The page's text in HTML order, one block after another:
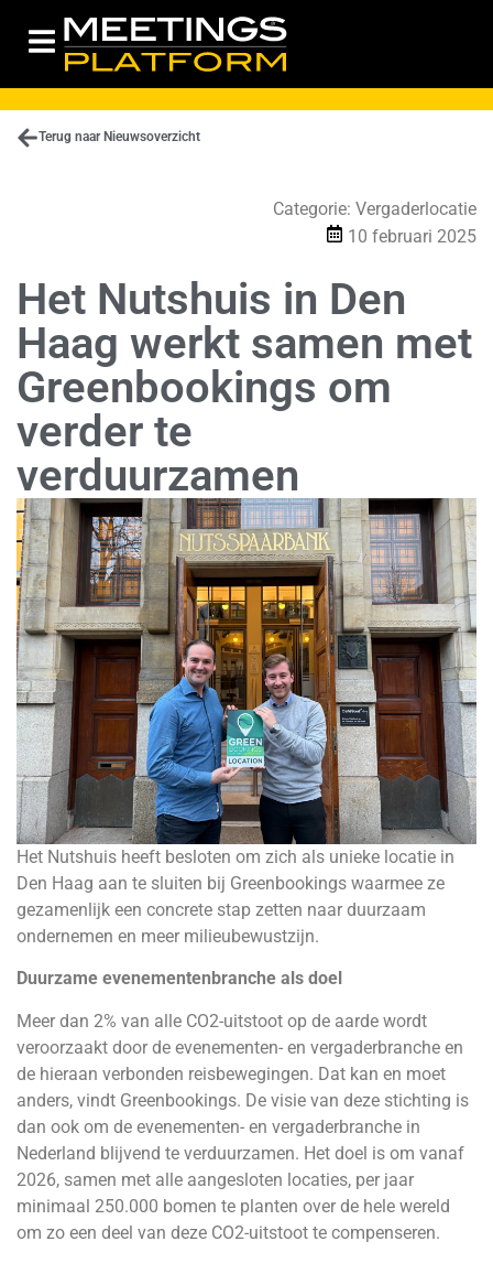
Terug naar Nieuwsoverzicht
Categorie: Vergaderlocatie
10 februari 2025
Het Nutshuis in Den
Haag werkt samen met
Greenbookings om
verder te
verduurzamen
Het Nutshuis heeft besloten om zich als unieke locatie in
Den Haag aan te sluiten bij Greenbookings waarmee ze
gezamenlijk een concrete stap zetten naar duurzaam
ondernemen en meer milieubewustzijn.
Duurzame evenementenbranche als doel
Meer dan 2% van alle CO2-uitstoot op de aarde wordt
veroorzaakt door de evenementen- en vergaderbranche en
de hieraan verbonden reisbewegingen. Dat kan en moet
anders, vindt Greenbookings. De visie van deze stichting is
dan ook om de evenementen- en vergaderbranche in
Nederland blijvend te verduurzamen. Het doel is om vanaf
2026, samen met alle aangesloten locaties, per jaar
minimaal 250.000 bomen te planten over de hele wereld
om zo een deel van deze CO2-uitstoot te compenseren.